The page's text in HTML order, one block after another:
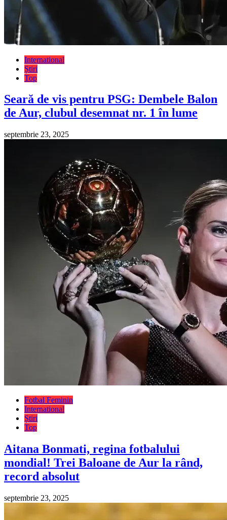
International
Știri
Top
Seară de vis pentru PSG: Dembele Balon
de Aur, clubul desemnat nr. 1 în lume
septembrie 23, 2025
Fotbal Feminin
International
Știri
Top
Aitana Bonmati, regina fotbalului
mondial! Trei Baloane de Aur la rând,
record absolut
septembrie 23, 2025